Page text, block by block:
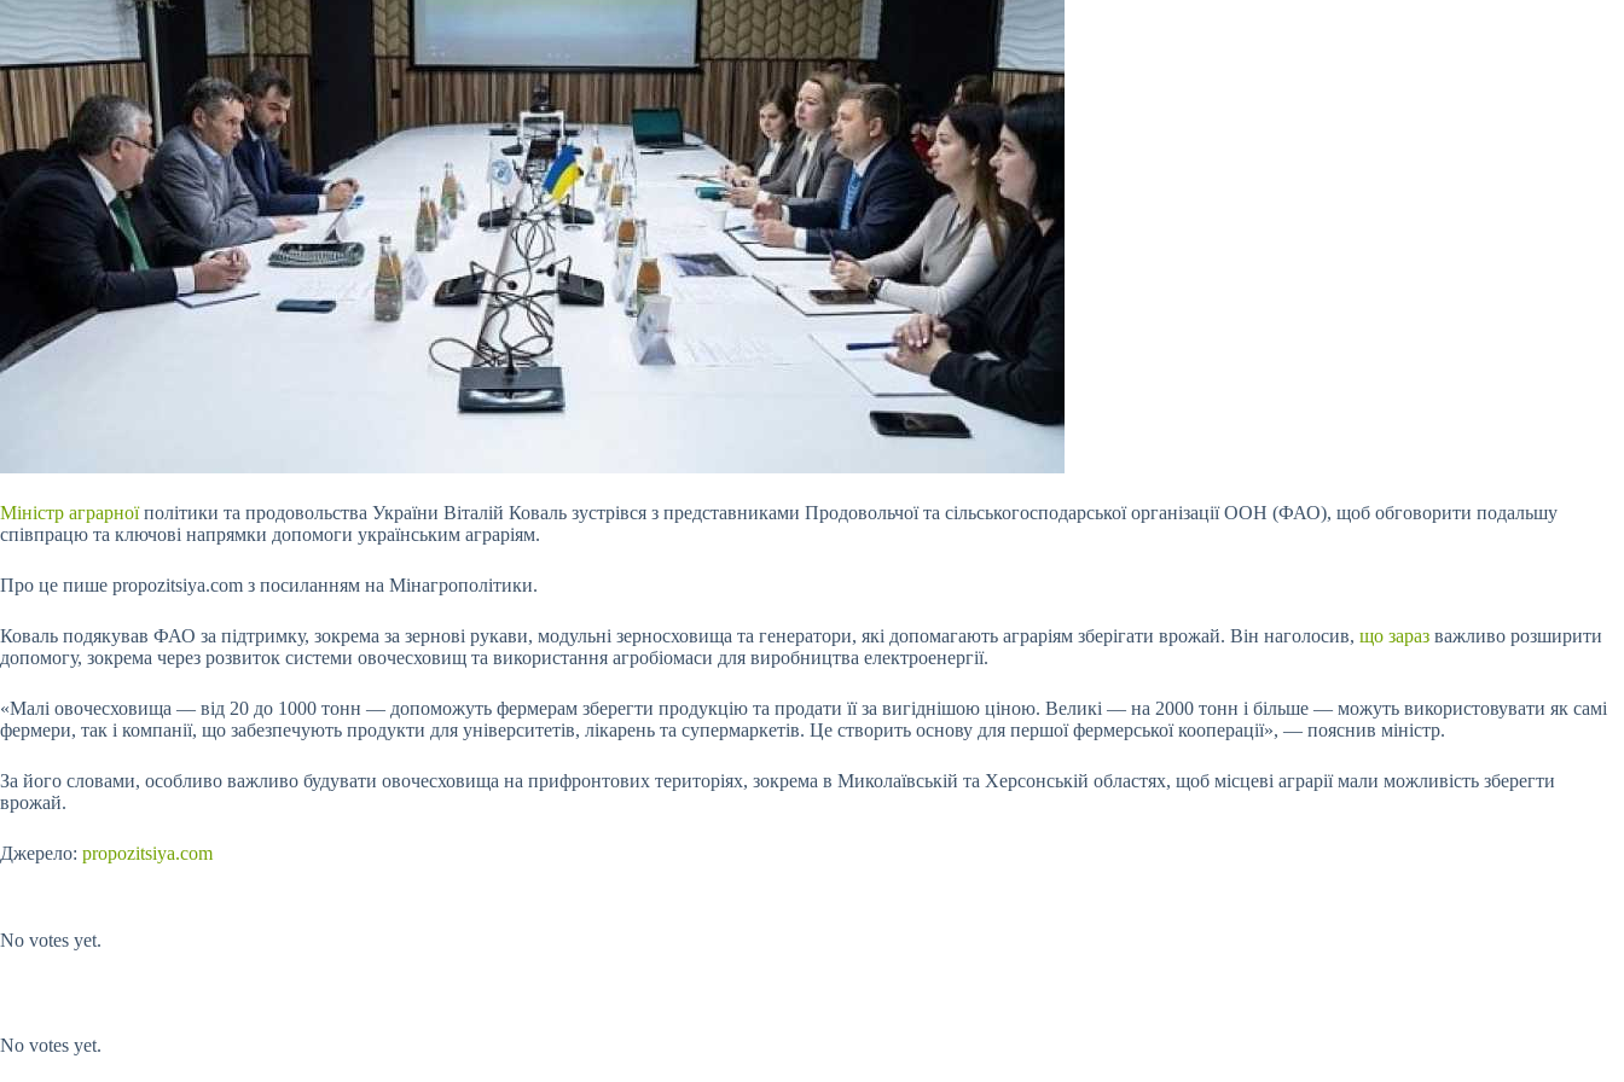
Міністр аграрноїполітики та продовольства України Віталій Коваль зустрівся з представниками Продовольчої та сільськогосподарської організації ООН (ФАО), щоб обговорити подальшу
співпрацю та ключові напрямки допомоги українським аграріям.
Про це пише propozitsiya.com з посиланням на Мінагрополітики.
Коваль подякував ФАО за підтримку, зокрема за зернові рукави, модульні зерносховища та генератори, які допомагають аграріям зберігати врожай. Він наголосив, що зараз важливо розширити
допомогу, зокрема через розвиток системи овочесховищ та використання агробіомаси для виробництва електроенергії.
«Малі овочесховища — від 20 до 1000 тонн — допоможуть фермерам зберегти продукцію та продати її за вигіднішою ціною. Великі — на 2000 тонн і більше — можуть використовувати як самі
фермери, так і компанії, що забезпечують продукти для університетів, лікарень та супермаркетів. Це створить основу для першої фермерської кооперації», — пояснив міністр.
За його словами, особливо важливо будувати овочесховища на прифронтових територіях, зокрема в Миколаївській та Херсонській областях, щоб місцеві аграрії мали можливість зберегти
врожай.
Джерело: propozitsiya.com
No votes yet.
No votes yet.